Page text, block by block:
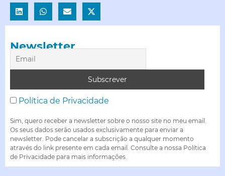
Newsletter
Política de Privacidade
Sim, quero receber a newsletter sobre o nosso site no meu email.
Os seus dados serão usados exclusivamente para enviar a
newsletter. Pode cancelar a subscrição a qualquer momento
através do link presente em cada email. Consulte a nossa Política
de Privacidade para mais informações.